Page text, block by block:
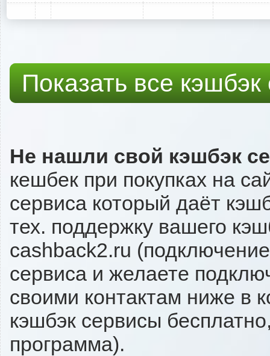
Показать все
Не нашли свой кэшбэк
кешбек при покупках на
сервиса который даёт
тех. поддержку вашего
cashback2.ru
сервиса и желаете
своими контактам ниже в
кэшбэк сервисы
программа).